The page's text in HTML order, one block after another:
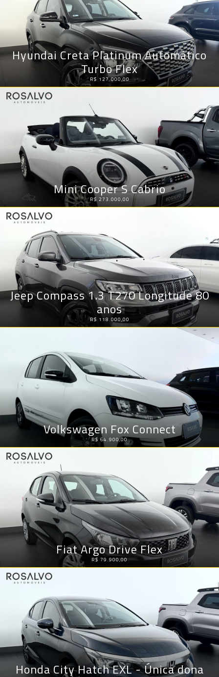
Hyundai Creta Platinum Automático
Turbo Flex
R$ 127.000,00
Mini Cooper S Cabrio
R$ 273.000,00
Jeep Compass 1.3 T270 Longitude 80
anos
R$ 118.000,00
Volkswagen Fox Connect
R$ 64.900,00
Fiat Argo Drive Flex
R$ 79.900,00
Honda City Hatch EXL - Única dona